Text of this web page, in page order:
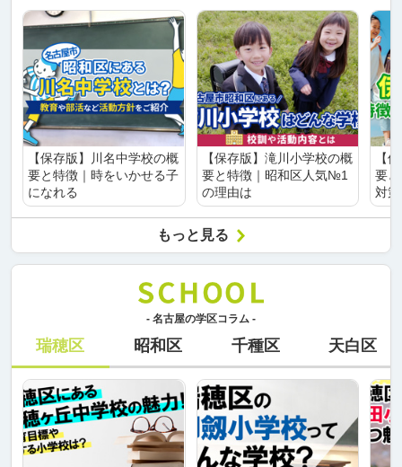
【保存版】川名中学校の概
要と特徴｜時をいかせる子
になれる
【保存版】滝川小学校の概
要と特徴｜昭和区人気№1
の理由は
【
要
対
もっと見る
- 名古屋の学区コラム -
瑞穂区 昭和区 千種区 天白区